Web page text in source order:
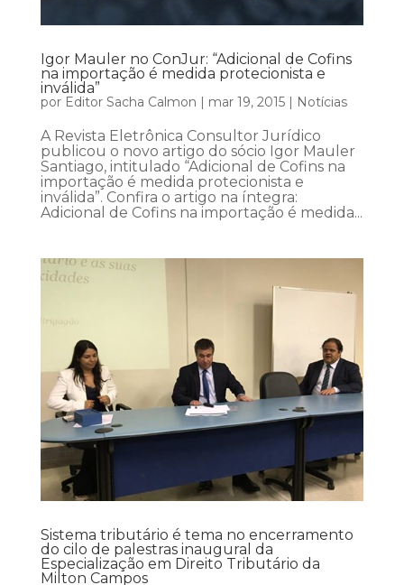
Igor Mauler no ConJur: “Adicional de Cofins
na importação é medida protecionista e
inválida”
por Editor Sacha Calmon mar 19, 2015| Notícias
A Revista Eletrônica Consultor Jurídico
publicou o novo artigo do sócio Igor Mauler
Santiago, intitulado “Adicional de Cofins na
importação é medida protecionista e
inválida”. Confira o artigo na íntegra:
Adicional de Cofins na importação é medida...
Sistema tributário é tema no encerramento
do cilo de palestras inaugural da
Especialização em Direito Tributário da
Milton Campos